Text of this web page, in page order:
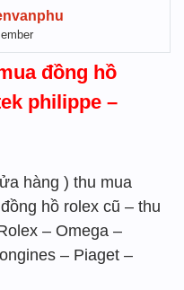
đồng hồ
philippe –
hàng ) thu mua
hồ rolex cũ – thu
– Omega –
– Piaget –